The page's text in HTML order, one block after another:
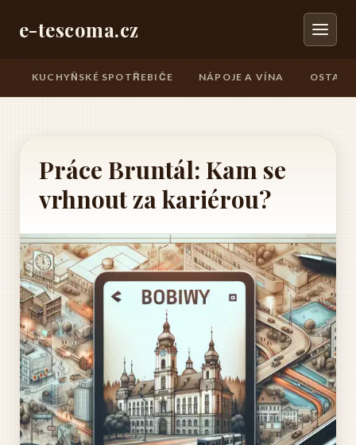
e-tescoma.cz
KUCHYŇSKÉ SPOTŘEBIČE NÁPOJE A VÍNA
Práce Bruntál: Kam se
vrhnout za kariérou?